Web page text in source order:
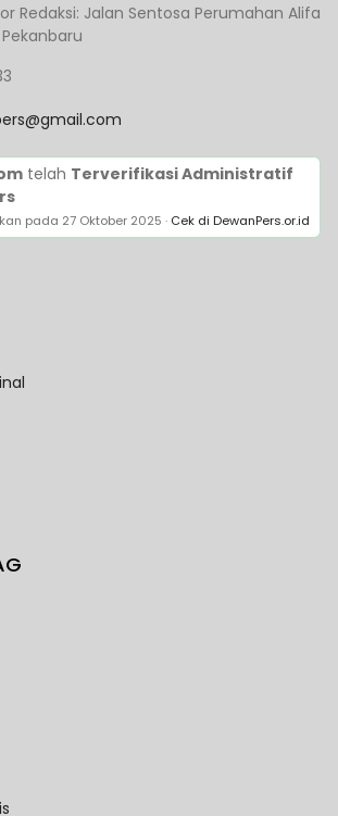
Redaksi: Jalan Sentosa Perumahan Alifa
Pekanbaru
telah Terverifikasi Administratif
pada 27 Oktober 2025 · Cek di DewanPers.or.id